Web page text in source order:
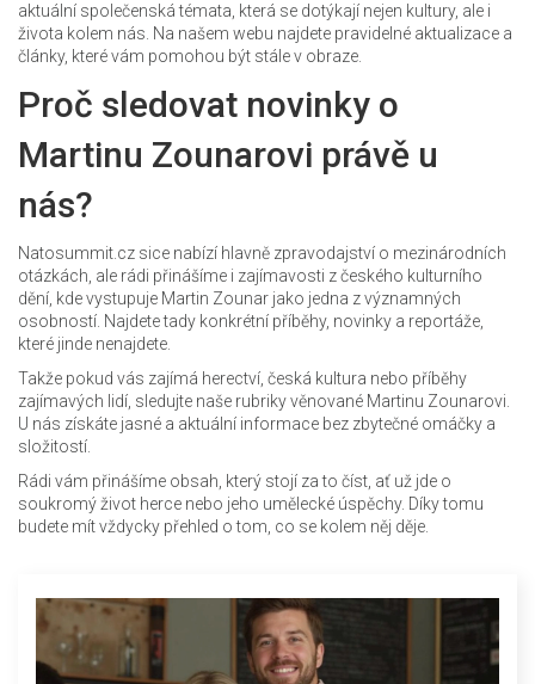
aktuální společenská témata, která se dotýkají nejen kultury, ale i
života kolem nás. Na našem webu najdete pravidelné aktualizace a
články, které vám pomohou být stále v obraze.
Proč sledovat novinky o
Martinu Zounarovi právě u
nás?
Natosummit.cz sice nabízí hlavně zpravodajství o mezinárodních
otázkách, ale rádi přinášíme i zajímavosti z českého kulturního
dění, kde vystupuje Martin Zounar jako jedna z významných
osobností. Najdete tady konkrétní příběhy, novinky a reportáže,
které jinde nenajdete.
Takže pokud vás zajímá herectví, česká kultura nebo příběhy
zajímavých lidí, sledujte naše rubriky věnované Martinu Zounarovi.
U nás získáte jasné a aktuální informace bez zbytečné omáčky a
složitostí.
Rádi vám přinášíme obsah, který stojí za to číst, ať už jde o
soukromý život herce nebo jeho umělecké úspěchy. Díky tomu
budete mít vždycky přehled o tom, co se kolem něj děje.